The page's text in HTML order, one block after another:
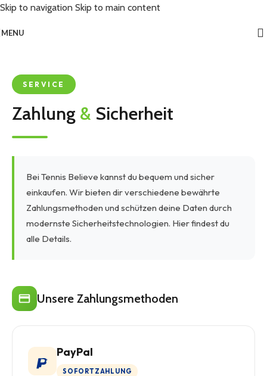
Skip to navigation Skip to main content
MENU
SERVICE
Zahlung & Sicherheit
Bei Tennis Believe kannst du bequem und sicher
einkaufen. Wir bieten dir verschiedene bewährte
Zahlungsmethoden und schützen deine Daten durch
modernste Sicherheitstechnologien. Hier findest du
alle Details.
Unsere Zahlungsmethoden
PayPal
SOFORTZAHLUNG